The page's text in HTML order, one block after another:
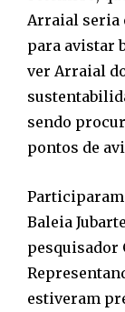
Arraial seria
para avistar
ver Arraial
sendo
pontos de
Baleia
pesquisador
estiveram